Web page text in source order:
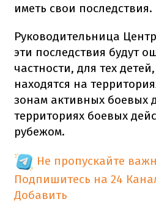
иметь свои последствия.
Руководительница
эти последствия будут
частности, для тех
находятся на
зонам активных боевых
территориях боевых
рубежом.
Не пропускайте
Подпишитесь на 24
Добавить